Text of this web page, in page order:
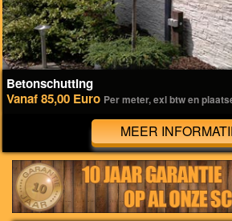
Betonschutting
Vanaf 85,00 Euro Per meter, exl btw en
MEER